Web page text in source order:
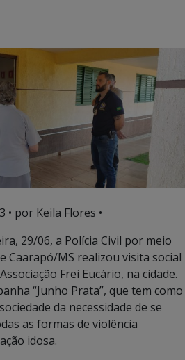
• por Keila Flores •
29/06, a Polícia Civil por meio
Caarapó/MS realizou visita social
Frei Eucário, na cidade.
“Junho Prata”, que tem como
da necessidade de se
as formas de violência
idosa.